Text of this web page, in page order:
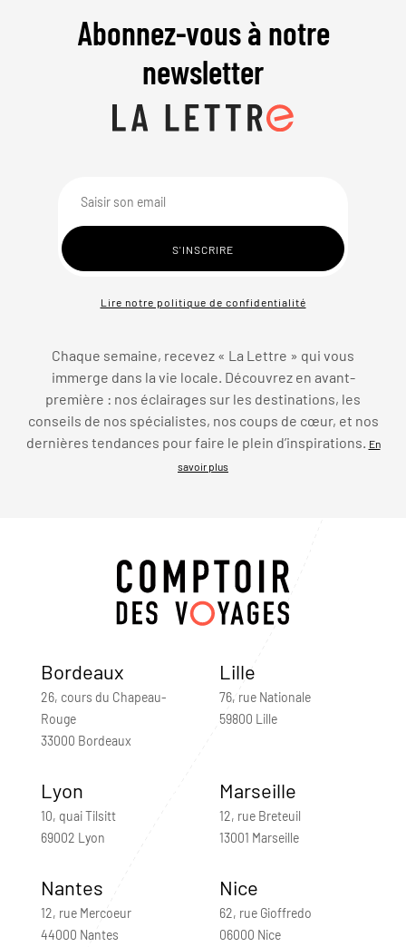
Abonnez-vous à notre
newsletter
Lire notre politique de confidentialité
Chaque semaine, recevez « La Lettre » qui vous
immerge dans la vie locale. Découvrez en avant-
première : nos éclairages sur les destinations, les
conseils de nos spécialistes, nos coups de cœur, et nos
dernières tendances pour faire le plein d’inspirations.
En
savoir plus
Bordeaux
26, cours du Chapeau-
Rouge
33000 Bordeaux
Lille
76, rue Nationale
59800 Lille
Lyon
10, quai Tilsitt
69002 Lyon
Marseille
12, rue Breteuil
13001 Marseille
Nantes
12, rue Mercoeur
44000 Nantes
Nice
62, rue Gioffredo
06000 Nice